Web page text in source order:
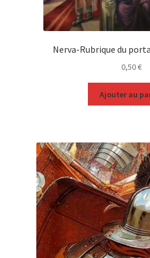
Nerva-Rubrique du
0,50€
Ajouter au